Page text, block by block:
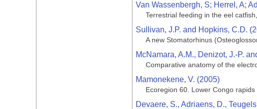
Van Wassenbergh, S; Herrel, A;
Terrestrial feeding in the eel
Sullivan, J.P. and Hopkins, C.D.
A new Stomatorhinus
McNamara, A.M., Denizot, J.-P.
Comparative anatomy of the
Mamonekene, V. (2005)
Ecoregion 60. Lower Congo rapids
Devaere, S., Adriaens, D.,